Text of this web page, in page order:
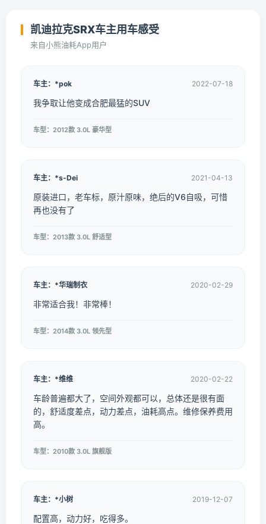
凯迪拉克SRX车主用车感受
来自小熊油耗App用户
车主：*pok 2022-07-18
我争取让他变成合肥最猛的SUV
车型：2012款 3.0L 豪华型
车主：*s-Dei 2021-04-13
原装进口，老车标，原汁原味，绝后的V6自吸，可惜
再也没有了
车型：2013款 3.0L 舒适型
车主：*华瑞制衣 2020-02-29
非常适合我！非常棒！
车型：2014款 3.0L 领先型
车主：*维维 2020-02-22
车龄普遍都大了，空间外观都可以，总体还是很有面
的，舒适度差点，动力差点，油耗高点。维修保养费用
高。
车型：2010款 3.0L 旗舰版
车主：*小树 2019-12-07
配置高，动力好，吃得多。